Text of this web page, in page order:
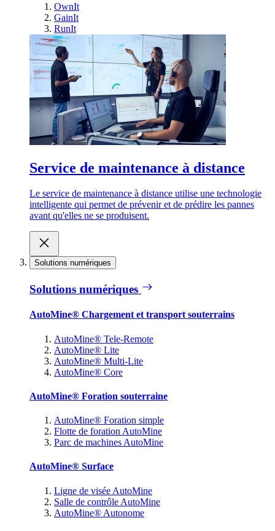
OwnIt
GainIt
RunIt
Service de maintenance à distance
Le service de maintenance à distance utilise une technologie
intelligente qui permet de prévenir et de prédire les pannes
avant qu'elles ne se produisent.
Solutions numériques
Solutions numériques
AutoMine® Chargement et transport souterrains
AutoMine® Tele-Remote
AutoMine® Lite
AutoMine® Multi-Lite
AutoMine® Core
AutoMine® Foration souterraine
AutoMine® Foration simple
Flotte de foration AutoMine
Parc de machines AutoMine
AutoMine® Surface
Ligne de visée AutoMine
Salle de contrôle AutoMine
AutoMine® Autonome